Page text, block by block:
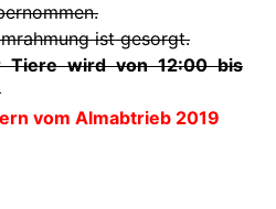
ist gesorgt.
wird von 12:00 bis
vom Almabtrieb 2019